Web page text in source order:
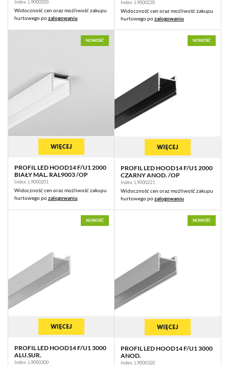
Topmet Light – Twoje Źródło
Nowoczesnego Oświetlenia
produktów z kolekcji „Małe Zgrabne” na stronie Topmet Light. Nasze profile
LED są projektowane z myślą o nowoczesnych przestrzeniach, zapewniając
doskonałe połączenie estetyki, funkcjonalności i wszechstronności.
Wybierz HOOD14 i wprowadź do swojego wnętrza nowoczesność i
elegancję, które przekształcą każdą przestrzeń.
Topmet Light – innowacyjne oświetlenie dla współczesnych aranżacji
Index: L9000200
Widoczność cen oraz możliwość zakupu
hurtowego pozalogowaniu
Index: L9000220
Widoczność cen oraz możliwość zakupu
hurtowego pozalogowaniu
NOWOŚĆ
WIĘCEJ
PROFIL LED HOOD14 F/U1 2000
BIAŁY MAL. RAL9003 /OP
Index: L9000201
Widoczność cen oraz możliwość zakupu
hurtowego pozalogowaniu
NOWOŚĆ
WIĘCEJ
PROFIL LED HOOD14 F/U1 2000
CZARNY ANOD. /OP
Index: L9000221
Widoczność cen oraz możliwość zakupu
hurtowego pozalogowaniu
NOWOŚĆ
WIĘCEJ
PROFIL LED HOOD14 F/U1 3000
ALU.SUR.
Index: L9000300
NOWOŚĆ
WIĘCEJ
PROFIL LED HOOD14 F/U1 3000
ANOD.
Index: L9000320